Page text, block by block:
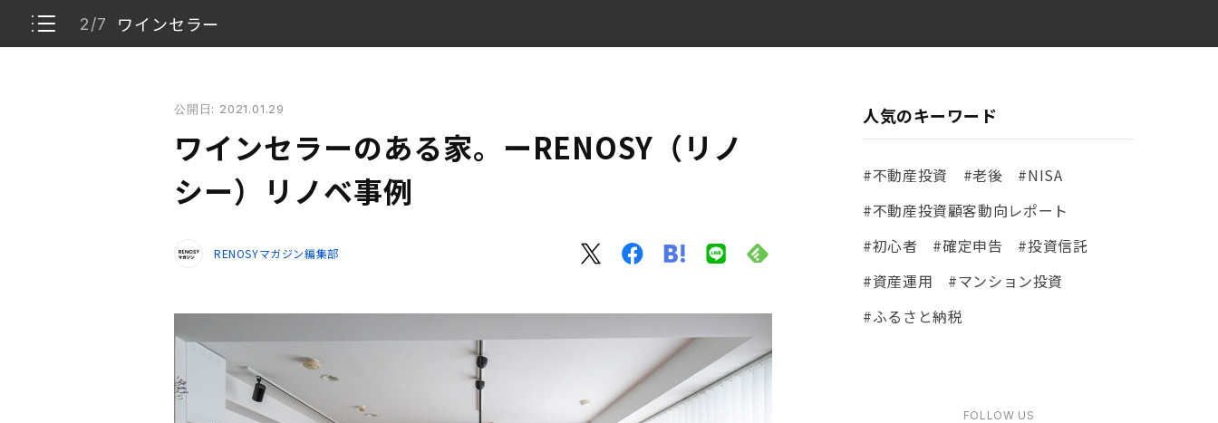
2/7 ワインセラー
公開日: 2021.01.29
ワインセラーのある家。ーRENOSY（リノ
シー）リノベ事例
RENOSYマガジン編集部
人気のキーワード
#不動産投資 #老後
#NISA
#不動産投資顧客動向レポート
#初心者
#確定申告
#投資信託
#資産運用
#マンション投資
#ふるさと納税
FOLLOW US